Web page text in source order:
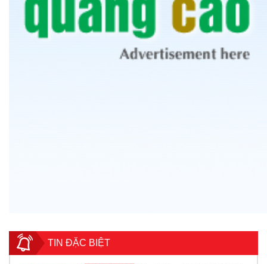
TIN ĐẶC BIỆT